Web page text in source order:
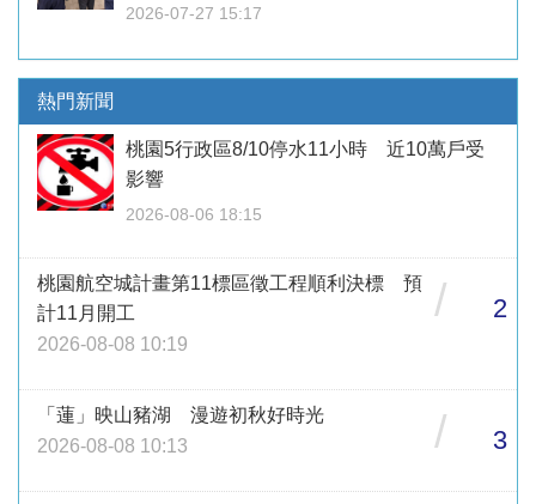
2026-07-27 15:17
熱門新聞
桃園5行政區8/10停水11小時 近10萬戶受
影響
2026-08-06 18:15
桃園航空城計畫第11標區徵工程順利決標 預
計11月開工
2026-08-08 10:19
/ 2
「蓮」映山豬湖 漫遊初秋好時光
2026-08-08 10:13
/ 3